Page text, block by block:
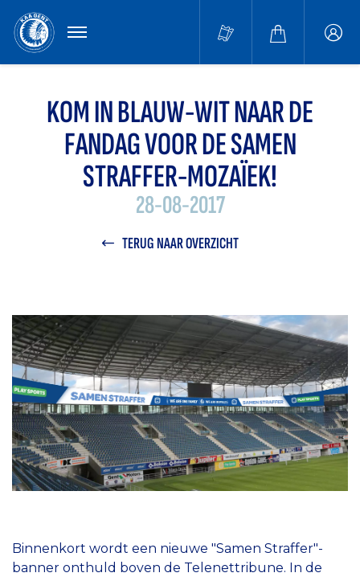
MENU
KOM IN BLAUW-WIT NAAR DE
FANDAG VOOR DE SAMEN
STRAFFER-MOZAÏEK!
28-08-2017
TERUG NAAR OVERZICHT
Binnenkort wordt een nieuwe "Samen Straffer"-
banner onthuld boven de Telenettribune. In de